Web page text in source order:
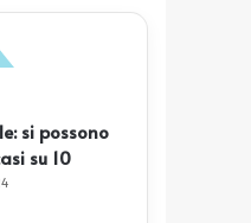
si possono
su 10